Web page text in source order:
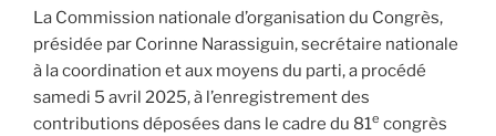
La Commission nationale d’organisation du Congrès,
présidée par Corinne Narassiguin, secrétaire nationale
à la coordination et aux moyens du parti, a procédé
samedi 5 avril 2025, à l’enregistrement des
contributions déposées dans le cadre du 81e congrès